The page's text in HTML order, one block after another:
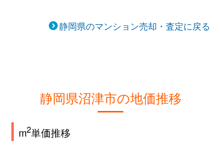
静岡県のマンション売却・査定に戻る
静岡県沼津市の地価推移
m2単価推移